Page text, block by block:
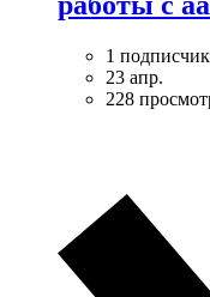
1 подписчик
23 апр.
228